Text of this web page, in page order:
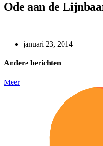
Ode aan de
januari 23, 2014
Andere berichten
Meer